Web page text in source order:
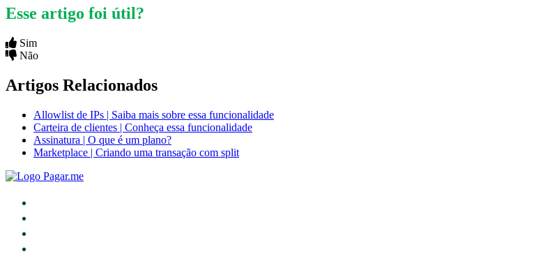
Esse artigo foi útil?
Sim
Não
Artigos Relacionados
Allowlist de IPs | Saiba mais sobre essa funcionalidade
Carteira de clientes | Conheça essa funcionalidade
Assinatura | O que é um plano?
Marketplace | Criando uma transação com split